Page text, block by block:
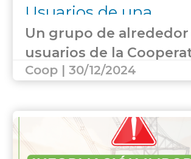
Usuarios de una
cooperativa eléctrica
Martín le “robaron”
millones
Un grupo de alrededor
usuarios de la
Eléctrica Alto Verde y
San Martín y Junín)
la entidad, pagando
de las boletas de…
Coop | 30/12/2024